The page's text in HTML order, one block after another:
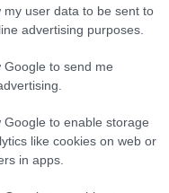
my user data to be sent to
advertising purposes.
Google to send me
Google to enable storage
like cookies on web or
in apps.
από τις 10.00 έως τις 12.00.
στις Εκπαιδεύσεις
και Μέλη Προσκοπικού
έχουν
συμμετοχής (όπου απαιτείται)
από την Εφορεία